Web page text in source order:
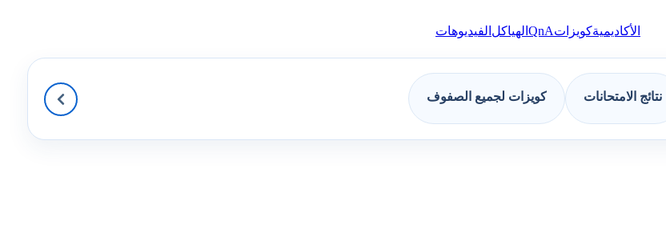
الأكاديميةكويزاتQnA الهياكل الفيديوهات
نتائج الامتحانات كويزات لجميع الصفوف